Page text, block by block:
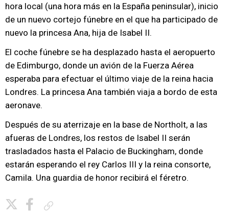
hora local (una hora más en la España peninsular), inicio
de un nuevo cortejo fúnebre en el que ha participado de
nuevo la princesa Ana, hija de Isabel II.
El coche fúnebre se ha desplazado hasta el aeropuerto
de Edimburgo, donde un avión de la Fuerza Aérea
esperaba para efectuar el último viaje de la reina hacia
Londres. La princesa Ana también viaja a bordo de esta
aeronave.
Después de su aterrizaje en la base de Northolt, a las
afueras de Londres, los restos de Isabel II serán
trasladados hasta el Palacio de Buckingham, donde
estarán esperando el rey Carlos III y la reina consorte,
Camila. Una guardia de honor recibirá el féretro.